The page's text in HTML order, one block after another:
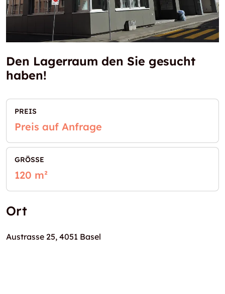
Den Lagerraum den Sie gesucht
haben!
PREIS
Preis auf Anfrage
GRÖSSE
120 m²
Ort
Austrasse 25, 4051 Basel